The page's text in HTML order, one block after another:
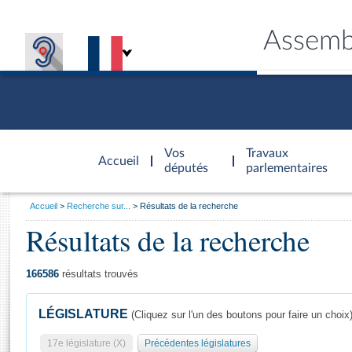
Accueil
d'accueil
Vos
députés
Travaux
parlementaires
Général
Vous
Accueil Recherche sur... Résultats de la recherche
Résultats de la recherche
166586 résultats trouvés
LÉGISLATURE (Cliquez sur l'un des boutons pour faire un choix)
17e législature (X) Précédentes législatures